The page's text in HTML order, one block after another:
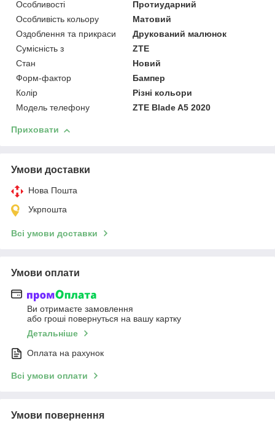
Особливості
Протиударний
Особливість кольору
Матовий
Оздоблення та прикраси
Друкований малюнок
Сумісність з
ZTE
Стан
Новий
Форм-фактор
Бампер
Колір
Різні кольори
Модель телефону
ZTE Blade A5 2020
Приховати
Умови доставки
Нова Пошта
Укрпошта
Всі умови доставки
Умови оплати
Ви отримаєте замовлення
або гроші повернуться на вашу картку
Детальніше
Оплата на рахунок
Всі умови оплати
Умови повернення